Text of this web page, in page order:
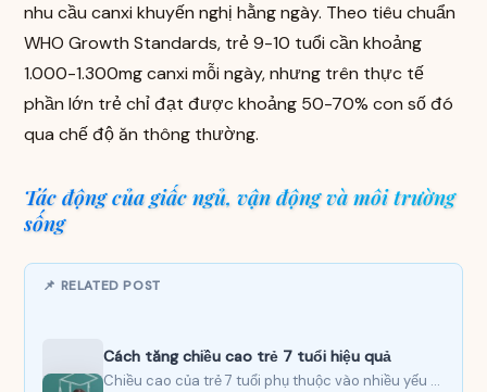
nhu cầu canxi khuyến nghị hằng ngày. Theo tiêu chuẩn
WHO Growth Standards, trẻ 9-10 tuổi cần khoảng
1.000-1.300mg canxi mỗi ngày, nhưng trên thực tế
phần lớn trẻ chỉ đạt được khoảng 50-70% con số đó
qua chế độ ăn thông thường.
Tác động của giấc ngủ, vận động và môi trường
sống
📌 RELATED POST
Cách tăng chiều cao trẻ 7 tuổi hiệu quả
Chiều cao của trẻ 7 tuổi phụ thuộc vào nhiều yếu tố như gen di truyền, dinh dưỡng,…